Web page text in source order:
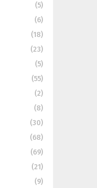
(5)
(6)
(18)
(23)
(5)
(55)
(2)
(8)
(30)
(68)
(69)
(21)
(9)